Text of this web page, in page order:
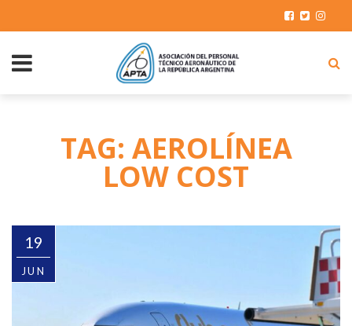
TAG: AEROLÍNEA
LOW COST
19
JUN